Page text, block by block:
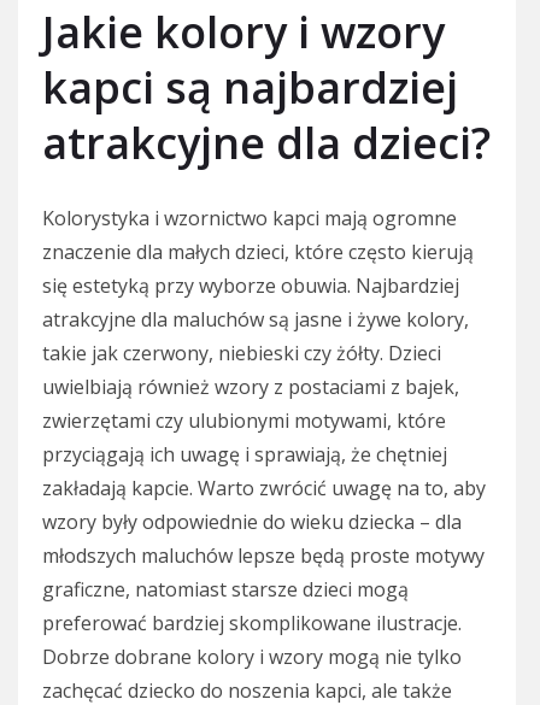
Jakie kolory i wzory
kapci są najbardziej
atrakcyjne dla dzieci?
Kolorystyka i wzornictwo kapci mają ogromne
znaczenie dla małych dzieci, które często kierują
się estetyką przy wyborze obuwia. Najbardziej
atrakcyjne dla maluchów są jasne i żywe kolory,
takie jak czerwony, niebieski czy żółty. Dzieci
uwielbiają również wzory z postaciami z bajek,
zwierzętami czy ulubionymi motywami, które
przyciągają ich uwagę i sprawiają, że chętniej
zakładają kapcie. Warto zwrócić uwagę na to, aby
wzory były odpowiednie do wieku dziecka – dla
młodszych maluchów lepsze będą proste motywy
graficzne, natomiast starsze dzieci mogą
preferować bardziej skomplikowane ilustracje.
Dobrze dobrane kolory i wzory mogą nie tylko
zachęcać dziecko do noszenia kapci, ale także